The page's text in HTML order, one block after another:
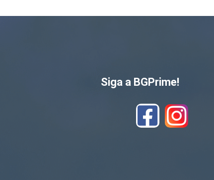
Siga a BGPrime!